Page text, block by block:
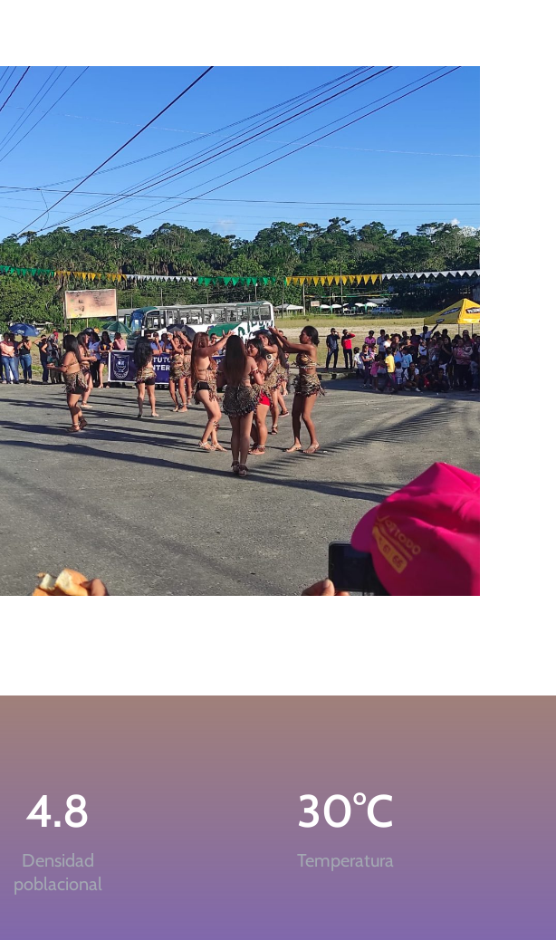
Densidad
poblacional
4.8
Temperatura
30°C